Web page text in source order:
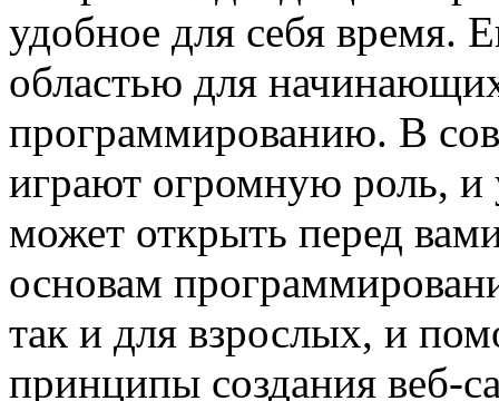
удобное для себя время.
областью для
программированию. В
играют огромную роль, и
может открыть перед
основам
так и для взрослых, и
принципы создания веб-